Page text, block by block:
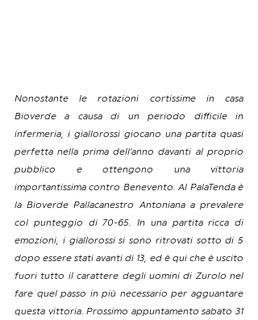
Nonostante le rotazioni cortissime in casa
Bioverde a causa di un periodo difficile in
infermeria, i giallorossi giocano una partita quasi
perfetta nella prima dell’anno davanti al proprio
pubblico e ottengono una vittoria
importantissima contro Benevento. Al PalaTenda è
la Bioverde Pallacanestro Antoniana a prevalere
col punteggio di 70-65. In una partita ricca di
emozioni, i giallorossi si sono ritrovati sotto di 5
dopo essere stati avanti di 13, ed è qui che è uscito
fuori tutto il carattere degli uomini di Zurolo nel
fare quel passo in più necessario per agguantare
questa vittoria. Prossimo appuntamento sabato 31